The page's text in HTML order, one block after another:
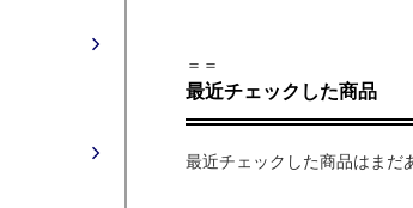
＝＝
最近チェックした商品
最近チェックした商品はまだ